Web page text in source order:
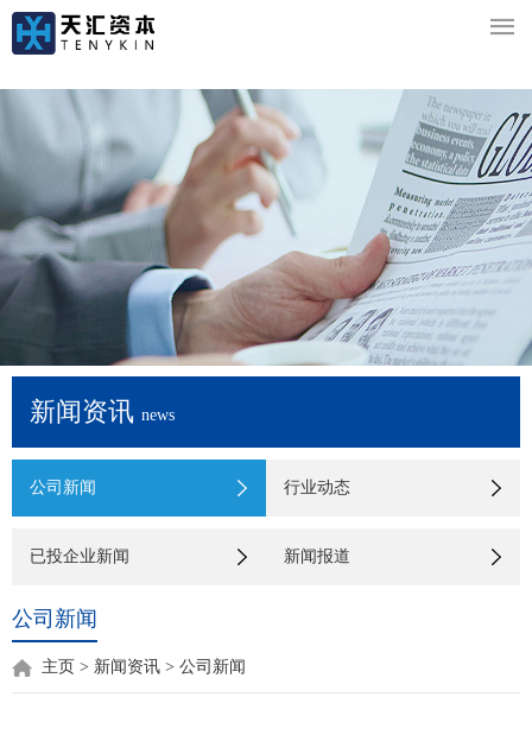

新闻资讯 news
公司新闻 行业动态
已投企业新闻 新闻报道
公司新闻
主页 > 新闻资讯 > 公司新闻